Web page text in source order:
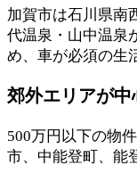
加賀市は石川県南
代温泉・山中温泉
め、車が必須の生
郊外エリアが中
500万円以下の物
市、中能登町、能